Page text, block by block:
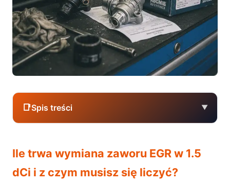
📑Spis treści ▼
czym musisz się liczyć?
Co to jest zawór EGR w 1.5 dCi i dlaczego
Ile trwa wymiana zaworu EGR w 1.5
dCi i z czym musisz się liczyć?